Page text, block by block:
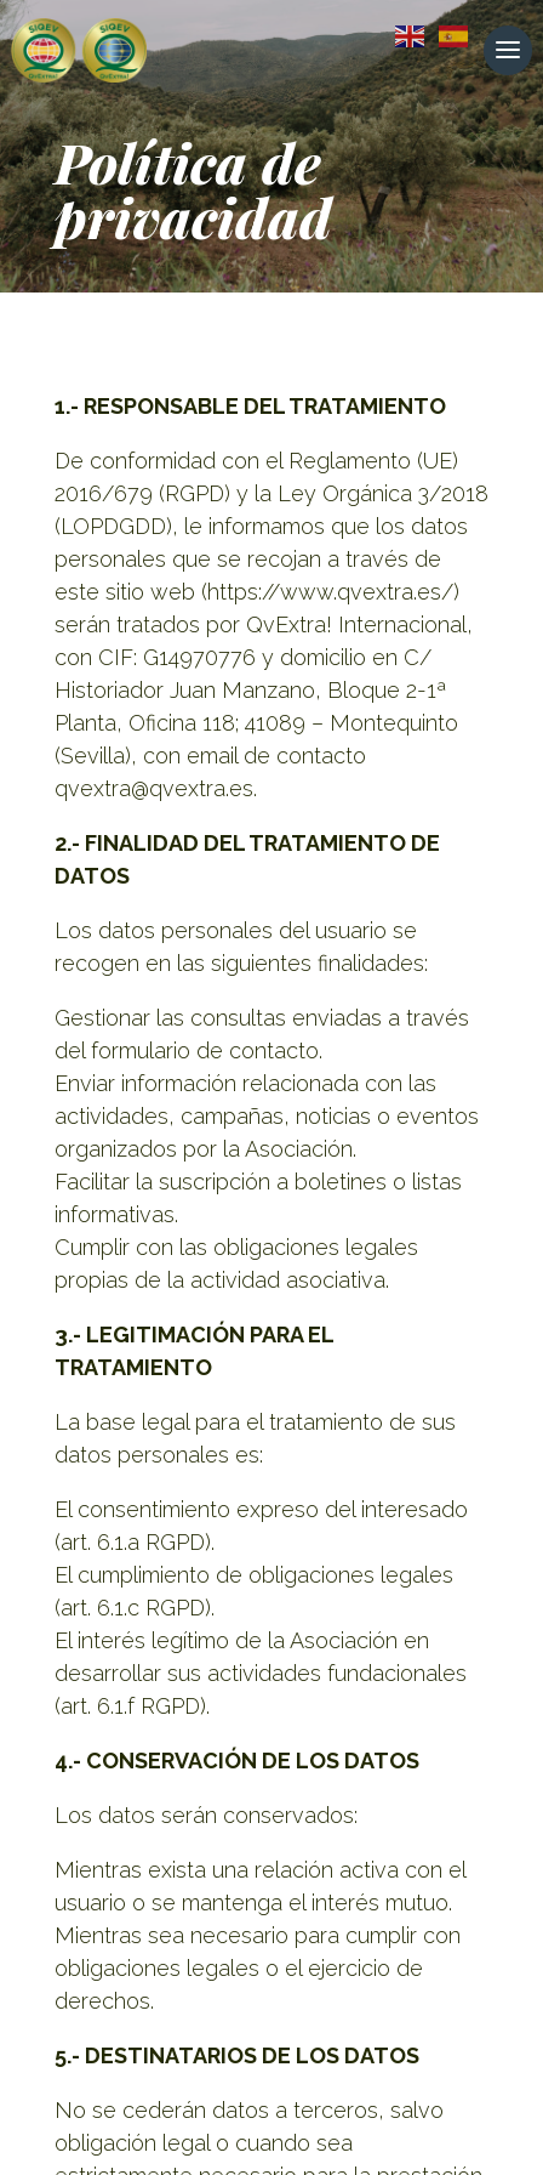
Política de
privacidad
1.- RESPONSABLE DEL TRATAMIENTO
De conformidad con el Reglamento (UE)
2016/679 (RGPD) y la Ley Orgánica 3/2018
(LOPDGDD), le informamos que los datos
personales que se recojan a través de
este sitio web (https://www.qvextra.es/)
serán tratados por QvExtra! Internacional,
con CIF: G14970776 y domicilio en C/
Historiador Juan Manzano, Bloque 2-1ª
Planta, Oficina 118; 41089 – Montequinto
(Sevilla), con email de contacto
qvextra@qvextra.es.
2.- FINALIDAD DEL TRATAMIENTO DE
DATOS
Los datos personales del usuario se
recogen en las siguientes finalidades:
Gestionar las consultas enviadas a través
del formulario de contacto.
Enviar información relacionada con las
actividades, campañas, noticias o eventos
organizados por la Asociación.
Facilitar la suscripción a boletines o listas
informativas.
Cumplir con las obligaciones legales
propias de la actividad asociativa.
3.- LEGITIMACIÓN PARA EL
TRATAMIENTO
La base legal para el tratamiento de sus
datos personales es:
El consentimiento expreso del interesado
(art. 6.1.a RGPD).
El cumplimiento de obligaciones legales
(art. 6.1.c RGPD).
El interés legítimo de la Asociación en
desarrollar sus actividades fundacionales
(art. 6.1.f RGPD).
4.- CONSERVACIÓN DE LOS DATOS
Los datos serán conservados:
Mientras exista una relación activa con el
usuario o se mantenga el interés mutuo.
Mientras sea necesario para cumplir con
obligaciones legales o el ejercicio de
derechos.
5.- DESTINATARIOS DE LOS DATOS
No se cederán datos a terceros, salvo
obligación legal o cuando sea